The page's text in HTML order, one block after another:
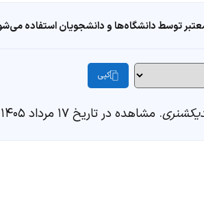
توسط دانشگاه‌ها و دانشجویان استفاده
کپی
. مشاهده در تاریخ ۱۷ مرداد ۱۴۰۵، از https://fastdic.com/word/conscience